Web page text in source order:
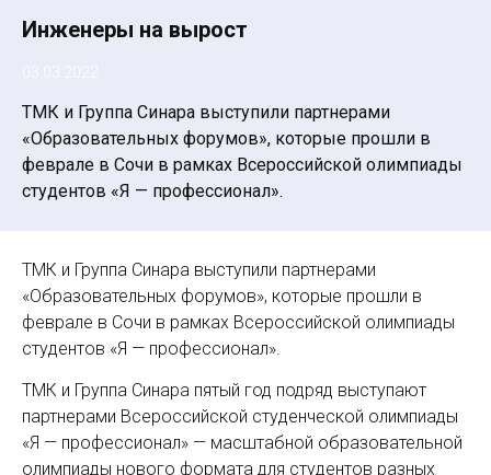
Инженеры на вырост
ТМК и Группа Синара выступили партнерами
«Образовательных форумов», которые прошли в
феврале в Сочи в рамках Всероссийской олимпиады
студентов «Я — профессионал».
ТМК и Группа Синара выступили партнерами
«Образовательных форумов», которые прошли в
феврале в Сочи в рамках Всероссийской олимпиады
студентов «Я — профессионал».
ТМК и Группа Синара пятый год подряд выступают
партнерами Всероссийской студенческой олимпиады
«Я — профессионал» — масштабной образовательной
олимпиады нового формата для студентов разных